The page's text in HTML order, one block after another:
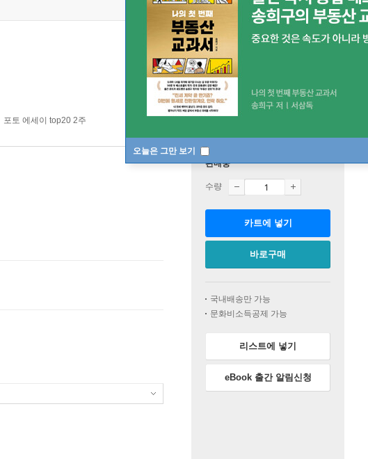
오늘은 그만 보기
포토 에세이 top20 2주
판매중
수량
카트에 넣기
바로구매
국내배송만 가능
문화비소득공제 가능
리스트에 넣기
eBook 출간 알림신청